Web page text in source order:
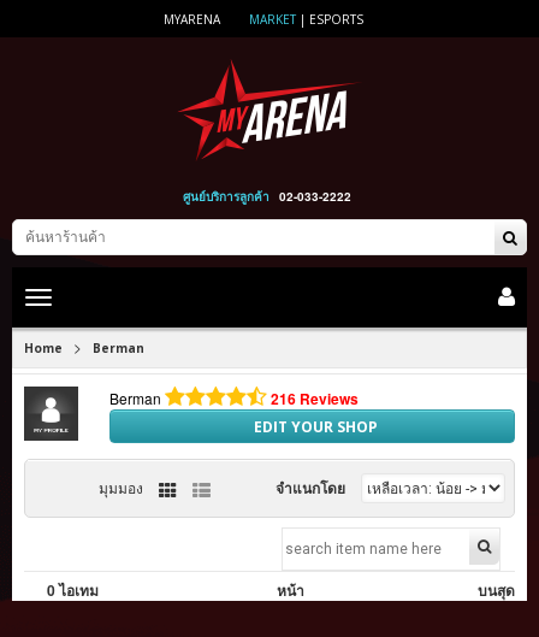
MYARENA MARKET| ESPORTS
ศูนย์บริการลูกค้า 02-033-2222
Toggle
navigation
Home > Berman
Berman 216 Reviews
EDIT YOUR SHOP
มุมมอง จำแนกโดย
0 ไอเทม หน้า บนสุด